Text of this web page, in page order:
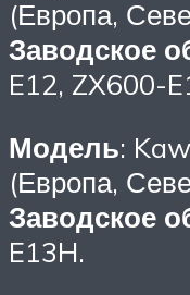
(Европа,
Заводское
E12, ZX600-
Модель:
(Европа,
Заводское
E13H.